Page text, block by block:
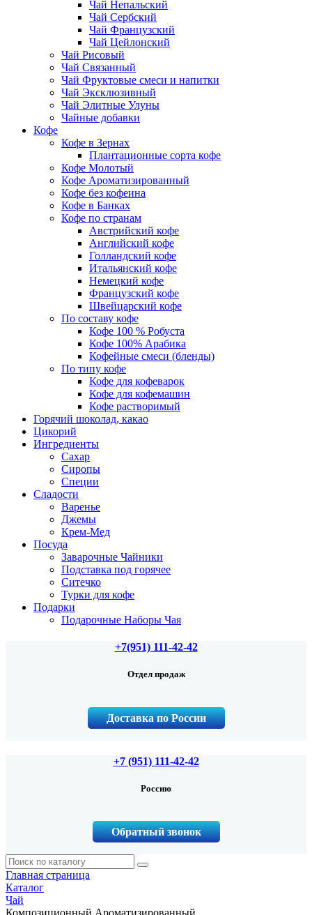
Чай Непальский
Чай Сербский
Чай Французский
Чай Цейлонский
Чай Рисовый
Чай Связанный
Чай Фруктовые смеси и напитки
Чай Эксклюзивный
Чай Элитные Улуны
Чайные добавки
Кофе
Кофе в Зернах
Плантационные сорта кофе
Кофе Молотый
Кофе Ароматизированный
Кофе без кофеина
Кофе в Банках
Кофе по странам
Австрийский кофе
Английский кофе
Голландский кофе
Итальянский кофе
Немецкий кофе
Французский кофе
Швейцарский кофе
По составу кофе
Кофе 100 % Робуста
Кофе 100% Арабика
Кофейные смеси (бленды)
По типу кофе
Кофе для кофеварок
Кофе для кофемашин
Кофе растворимый
Горячий шоколад, какао
Цикорий
Ингредиенты
Сахар
Сиропы
Специи
Сладости
Варенье
Джемы
Крем-Мед
Посуда
Заварочные Чайники
Подставка под горячее
Ситечко
Турки для кофе
Подарки
Подарочные Наборы Чая
+7(951) 111-42-42
Отдел продаж
Доставка по России
+7 (951) 111-42-42
Россию
Обратный звонок
Главная страница
Каталог
Чай